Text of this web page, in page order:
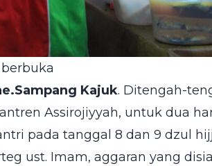
Kajuk. Ditengah-
Assirojiyyah, untuk dua
pada tanggal 8 dan 9 dzul
ust. Imam, aggaran yang